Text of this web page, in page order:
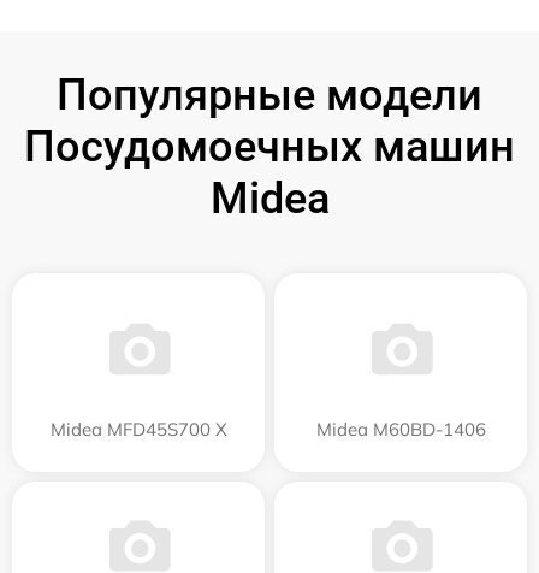
Популярные модели
Посудомоечных машин
Midea
Midea MFD45S700 X Midea M60BD-1406